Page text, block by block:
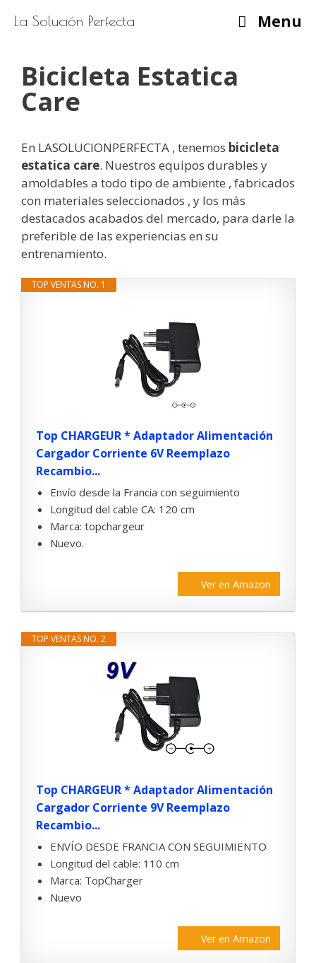
La Solución Perfecta Menu
Bicicleta Estatica
Care
En LASOLUCIONPERFECTA , tenemos bicicleta
estatica care. Nuestros equipos durables y
amoldables a todo tipo de ambiente , fabricados
con materiales seleccionados , y los más
destacados acabados del mercado, para darle la
preferible de las experiencias en su
entrenamiento.
TOP VENTAS NO. 1
Top CHARGEUR * Adaptador Alimentación
Cargador Corriente 6V Reemplazo
Recambio...
Envío desde la Francia con seguimiento
Longitud del cable CA: 120 cm
Marca: topchargeur
Nuevo.
Ver en Amazon
TOP VENTAS NO. 2
Top CHARGEUR * Adaptador Alimentación
Cargador Corriente 9V Reemplazo
Recambio...
ENVÍO DESDE FRANCIA CON SEGUIMIENTO
Longitud del cable: 110 cm
Marca: TopCharger
Nuevo
Ver en Amazon